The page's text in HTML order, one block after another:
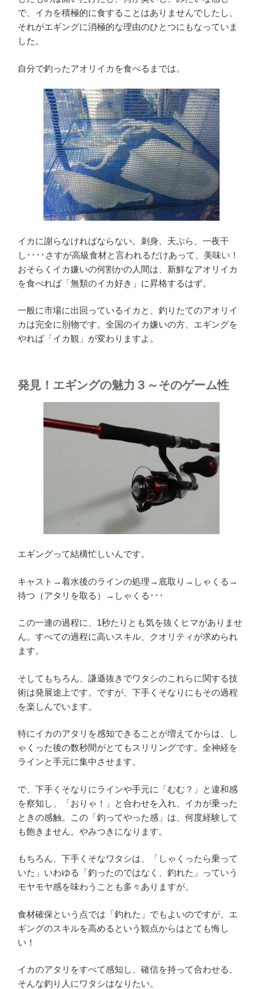
で、イカを積極的に食することはありませんでしたし、
それがエギングに消極的な理由のひとつにもなっていま
した。
自分で釣ったアオリイカを食べるまでは。
イカに謝らなければならない。刺身、天ぷら、一夜干
し････さすが高級食材と言われるだけあって、美味い！
おそらくイカ嫌いの何割かの人間は、新鮮なアオリイカ
を食べれば「無類のイカ好き」に昇格するはず。
一般に市場に出回っているイカと、釣りたてのアオリイ
カは完全に別物です。全国のイカ嫌いの方、エギングを
やれば「イカ観」が変わりますよ。
発見！エギングの魅力３～そのゲーム性
エギングって結構忙しいんです。
キャスト→着水後のラインの処理→底取り→しゃくる→
待つ（アタリを取る）→しゃくる･･･
この一連の過程に、1秒たりとも気を抜くヒマがありませ
ん。すべての過程に高いスキル、クオリティが求められ
ます。
そしてもちろん、謙遜抜きでワタシのこれらに関する技
術は発展途上です。ですが、下手くそなりにもその過程
を楽しんでいます。
特にイカのアタリを感知できることが増えてからは、し
ゃくった後の数秒間がとてもスリリングです。全神経を
ラインと手元に集中させます。
で、下手くそなりにラインや手元に「むむ？」と違和感
を察知し、「おりゃ！」と合わせを入れ、イカが乗った
ときの感触。この「釣ってやった感」は、何度経験して
も飽きません。やみつきになります。
もちろん、下手くそなワタシは、「しゃくったら乗って
いた」いわゆる「釣ったのではなく、釣れた」っていう
モヤモヤ感を味わうことも多々ありますが。
食材確保という点では「釣れた」でもよいのですが、エ
ギングのスキルを高めるという観点からはとても悔し
い！
イカのアタリをすべて感知し、確信を持って合わせる、
そんな釣り人にワタシはなりたい。